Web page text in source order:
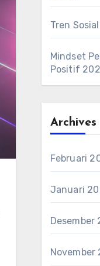
Tren
Mindset
Positif
Archives
Februari
Januari
Desember
November